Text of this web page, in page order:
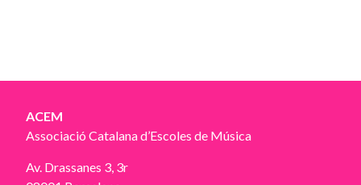
ACEM
Associació Catalana d’Escoles de Música
Av. Drassanes 3, 3r